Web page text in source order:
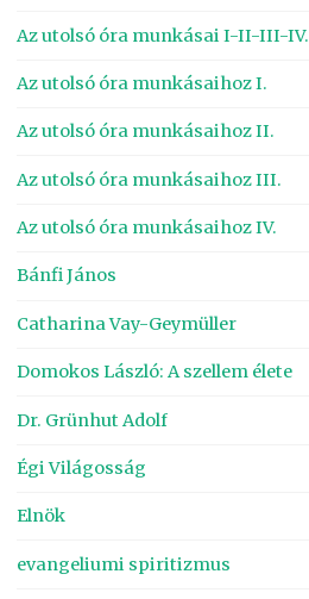
Az utolsó óra munkásai I-II-III-IV.
Az utolsó óra munkásaihoz I.
Az utolsó óra munkásaihoz II.
Az utolsó óra munkásaihoz III.
Az utolsó óra munkásaihoz IV.
Bánfi János
Catharina Vay-Geymüller
Domokos László: A szellem élete
Dr. Grünhut Adolf
Égi Világosság
Elnök
evangeliumi spiritizmus